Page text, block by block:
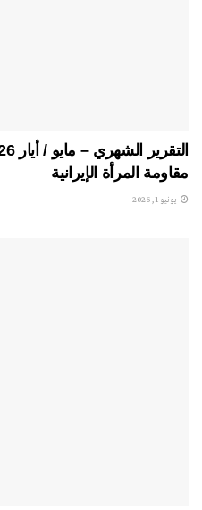
مقاومة المرأة الإيرانية
يونيو 1, 2026